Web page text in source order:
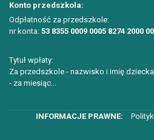
Konto przedszkola:
Odpłatność za przedszkole:
nr konta: 53 8355 0009 0005 8274 2000
Tytuł wpłaty:
Za przedszkole - nazwisko i imię dziecka
- za miesiąc...